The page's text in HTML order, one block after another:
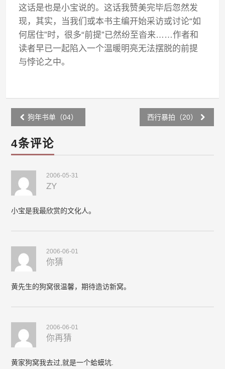
这话是也是小宝说的。这话我赞美完毕后忽然发
现，其实，当我们或本书主编开始采访或讨论“如
何居住”时，很多“前提”已然纷至沓来……作者和
读者早已一起陷入一个温暖明亮无法摆脱的前提
与悖论之中。
Post
navigation
狗年书单（04） 西行暴拍（20）
4条评论
2006-05-31
ZY
小宝是我最欣赏的文化人。
2006-06-01
你猜
黄先生的狗窝很温馨，期待造访新窝。
2006-06-01
你再猜
黄家狗窝我去过,就是一个蛤蟆坑.